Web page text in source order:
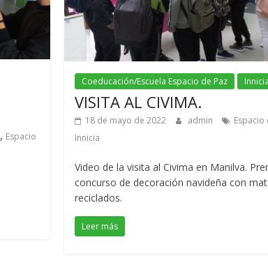
, Espacio
Coeducación/Escuela Espacio de Paz Innicia
VISITA AL CIVIMA.
18 de mayo de 2022 admin Espacio
Innicia
Video de la visita al Civima en Manilva.
concurso de decoración navideña con
reciclados.
Leer más